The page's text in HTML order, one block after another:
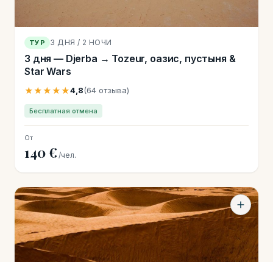
ТУР 3 ДНЯ / 2 НОЧИ
3 дня — Djerba → Tozeur, оазис, пустыня &
Star Wars
★★★★★4,8(64 отзыва)
Бесплатная отмена
От
140 € /чел.